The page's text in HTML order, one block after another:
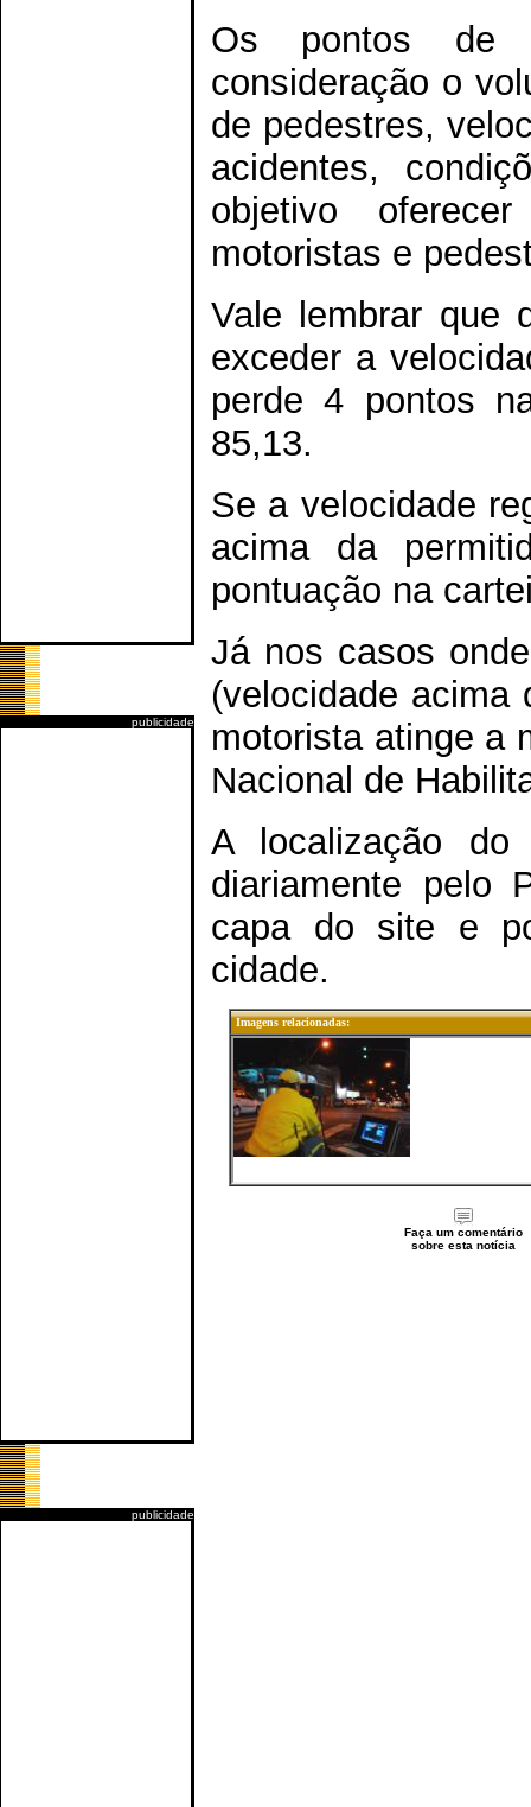
publicidade
publicidade
Os pontos de
consideração o
de pedestres,
acidentes,
objetivo
motoristas e
Vale lembrar que
exceder a
perde 4 pontos
85,13.
Se a velocidade
acima da
pontuação na
Já nos casos
(velocidade
motorista atinge a
Nacional de
A localização
diariamente pelo
capa do site e
cidade.
Imagens relacionadas:
Faça um comentário
sobre esta notícia